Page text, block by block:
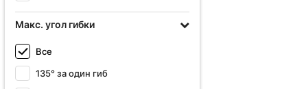
Макс. угол гибки
Все
135° за один гиб